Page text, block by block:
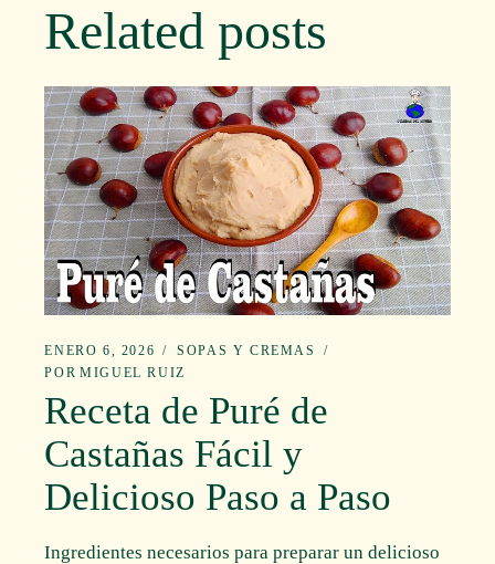
Related posts
ENERO 6, 2026
SOPAS Y CREMAS
POR MIGUEL RUIZ
Receta de Puré de
Castañas Fácil y
Delicioso Paso a Paso
Ingredientes necesarios para preparar un delicioso